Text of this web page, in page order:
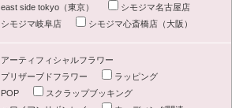
east side tokyo（東京）
シモジマ名古屋店
シモジマ岐阜店
シモジマ心斎橋店（大阪）
アーティフィシャルフラワー
プリザーブドフラワー
ラッピング
POP
スクラップブッキング